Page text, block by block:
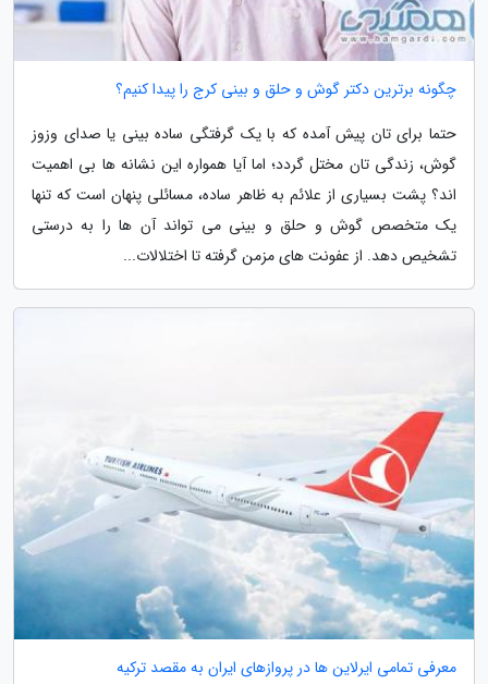
چگونه برترین دکتر گوش و حلق و بینی کرج را پیدا کنیم؟
حتما برای تان پیش آمده که با یک گرفتگی ساده بینی یا صدای وزوز
گوش، زندگی تان مختل گردد؛ اما آیا همواره این نشانه ها بی اهمیت
اند؟ پشت بسیاری از علائم به ظاهر ساده، مسائلی پنهان است که تنها
یک متخصص گوش و حلق و بینی می تواند آن ها را به درستی
تشخیص دهد. از عفونت های مزمن گرفته تا اختلالات...
معرفی تمامی ایرلاین ها در پروازهای ایران به مقصد ترکیه